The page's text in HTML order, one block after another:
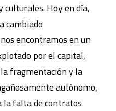
culturales. Hoy en día,
cambiado
encontramos en un
por el capital,
fragmentación y la
autónomo,
la falta de contratos